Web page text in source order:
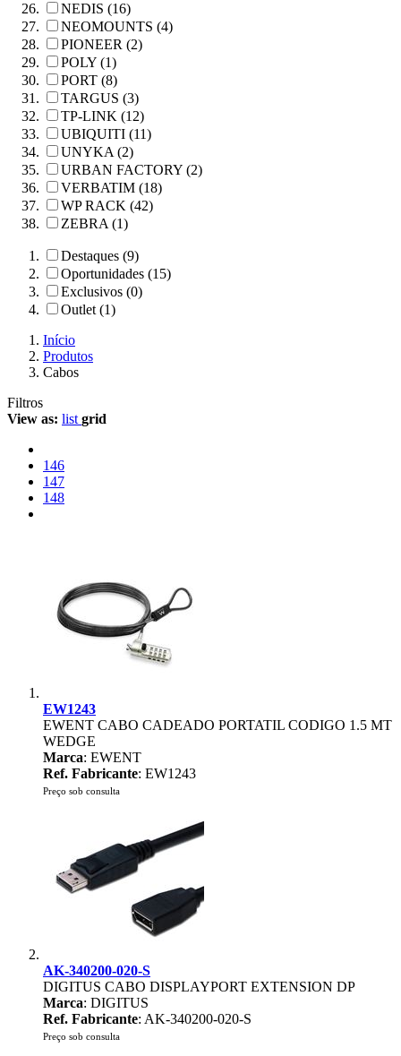
NEDIS (16)
NEOMOUNTS (4)
PIONEER (2)
POLY (1)
PORT (8)
TARGUS (3)
TP-LINK (12)
UBIQUITI (11)
UNYKA (2)
URBAN FACTORY (2)
VERBATIM (18)
WP RACK (42)
ZEBRA (1)
Destaques (9)
Oportunidades (15)
Exclusivos (0)
Outlet (1)
Início
Produtos
Cabos
Filtros
View as: list grid
146
147
148
EW1243
EWENT CABO CADEADO PORTATIL CODIGO 1.5 MT
WEDGE
Marca: EWENT
Ref. Fabricante: EW1243
Preço sob consulta
AK-340200-020-S
DIGITUS CABO DISPLAYPORT EXTENSION DP
Marca: DIGITUS
Ref. Fabricante: AK-340200-020-S
Preço sob consulta